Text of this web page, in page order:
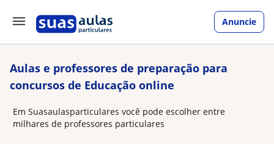
Anuncie
Aulas e professores de preparação para
concursos de Educação online
Em Suasaulasparticulares você pode escolher entre
milhares de professores particulares